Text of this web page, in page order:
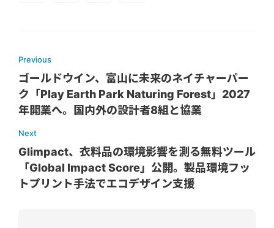
Previous
ゴールドウイン、富山に未来のネイチャーパー
ク「Play Earth Park Naturing Forest」2027
年開業へ。国内外の設計者8組と協業
Next
Glimpact、衣料品の環境影響を測る無料ツール
「Global Impact Score」公開。製品環境フッ
トプリント手法でエコデザイン支援